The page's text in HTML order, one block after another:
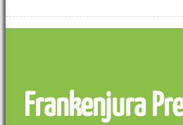
Frankenjura